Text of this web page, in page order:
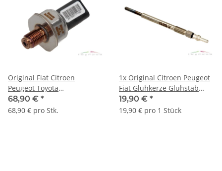
Original Fiat Citroen
Peugeot Toyota
Kraftstoffdruck Sensor
1920GW 9658227880
68,90 € *
68,90 € pro Stk.
1x Original Citroen Peugeot
Fiat Glühkerze Glühstab
5960.F9
19,90 € *
19,90 € pro 1 Stück